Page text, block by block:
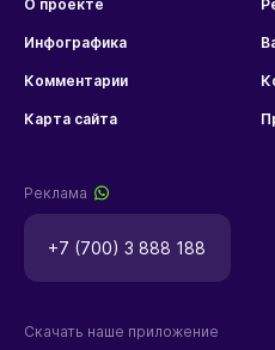
О проекте
Инфографика
Комментарии
Карта сайта
Реклама
+7 (700) 3 888 188
Скачать наше приложение